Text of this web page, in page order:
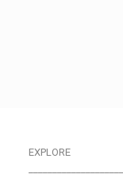
EXPLORE